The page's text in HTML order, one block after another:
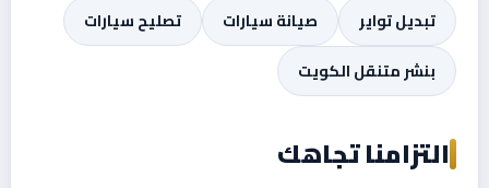
تبديل تواير
صيانة سيارات
تصليح سيارات
بنشر متنقل الكويت
التزامنا تجاهك